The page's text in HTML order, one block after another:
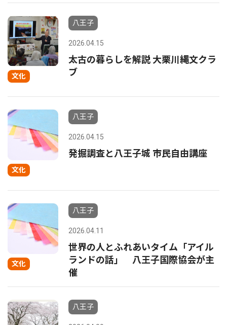
文化
八王子
2026.04.15
太古の暮らしを解説 大栗川縄文クラ
ブ
文化
八王子
2026.04.15
発掘調査と八王子城 市民自由講座
文化
八王子
2026.04.11
世界の人とふれあいタイム「アイル
ランドの話」 八王子国際協会が主
催
八王子